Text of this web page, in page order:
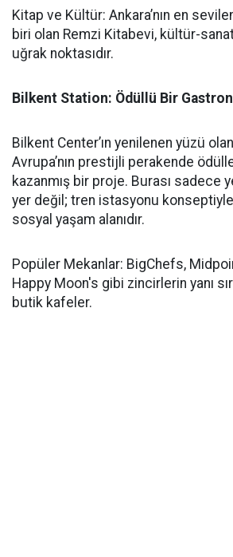
Kitap ve Kültür: Ankara’nın en
biri olan Remzi Kitabevi, kültür-sanat
uğrak noktasıdır.
Bilkent Station: Ödüllü Bir
Bilkent Center’ın yenilenen yüzü
Avrupa’nın prestijli perakende
kazanmış bir proje. Burası sadece
yer değil; tren istasyonu
sosyal yaşam alanıdır.
Popüler Mekanlar: BigChefs,
Happy Moon's gibi zincirlerin yanı
butik kafeler.